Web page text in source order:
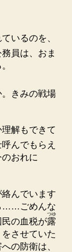
いるのを、
員は、おま
きみの戦場
解もできて
呼んでもらえ
おれに
絡んでいます
……ごめんな
の血税が露
つゆ
させていた
の防衛は、